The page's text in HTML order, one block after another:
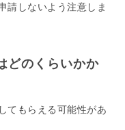
請しないよう注意しま
どのくらいかか
てもらえる可能性があ